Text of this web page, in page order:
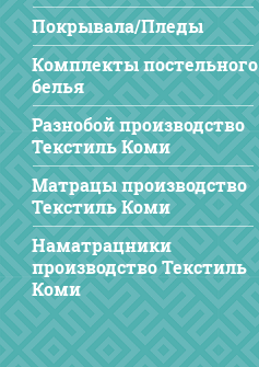
Покрывала/Пледы
Комплекты постельного
белья
Разнобой производство
Текстиль Коми
Матрацы производство
Текстиль Коми
Наматрацники
производство Текстиль
Коми